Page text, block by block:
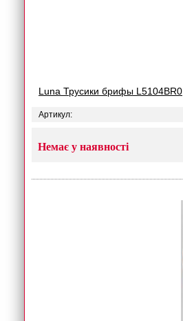
Luna Трусики брифы L5104BR0
Артикул:
Немає у наявності